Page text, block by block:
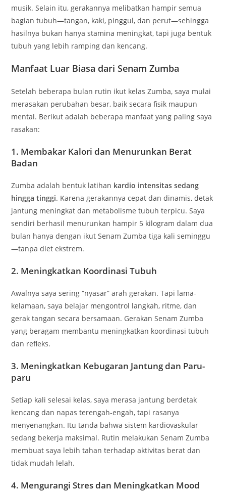
musik. Selain itu, gerakannya melibatkan hampir semua
bagian tubuh—tangan, kaki, pinggul, dan perut—sehingga
hasilnya bukan hanya stamina meningkat, tapi juga bentuk
tubuh yang lebih ramping dan kencang.
Manfaat Luar Biasa dari Senam Zumba
Setelah beberapa bulan rutin ikut kelas Zumba, saya mulai
merasakan perubahan besar, baik secara fisik maupun
mental. Berikut adalah beberapa manfaat yang paling saya
rasakan:
1. Membakar Kalori dan Menurunkan Berat
Badan
Zumba adalah bentuk latihan kardio intensitas sedang
hingga tinggi. Karena gerakannya cepat dan dinamis, detak
jantung meningkat dan metabolisme tubuh terpicu. Saya
sendiri berhasil menurunkan hampir 5 kilogram dalam dua
bulan hanya dengan ikut Senam Zumba tiga kali seminggu
—tanpa diet ekstrem.
2. Meningkatkan Koordinasi Tubuh
Awalnya saya sering “nyasar” arah gerakan. Tapi lama-
kelamaan, saya belajar mengontrol langkah, ritme, dan
gerak tangan secara bersamaan. Gerakan Senam Zumba
yang beragam membantu meningkatkan koordinasi tubuh
dan refleks.
3. Meningkatkan Kebugaran Jantung dan Paru-
paru
Setiap kali selesai kelas, saya merasa jantung berdetak
kencang dan napas terengah-engah, tapi rasanya
menyenangkan. Itu tanda bahwa sistem kardiovaskular
sedang bekerja maksimal. Rutin melakukan Senam Zumba
membuat saya lebih tahan terhadap aktivitas berat dan
tidak mudah lelah.
4. Mengurangi Stres dan Meningkatkan Mood